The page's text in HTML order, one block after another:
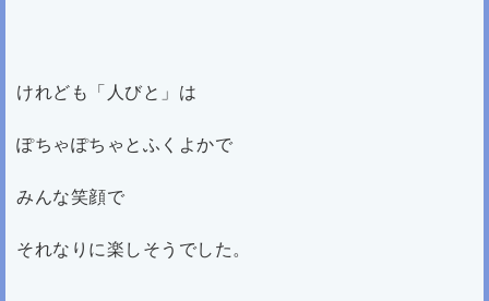
けれども「人びと」は
ぽちゃぽちゃとふくよかで
みんな笑顔で
それなりに楽しそうでした。